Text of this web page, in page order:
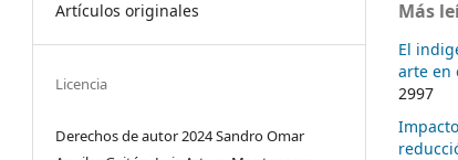
Artículos originales
Licencia
Derechos de autor 2024 Sandro Omar
Más
El
arte en
2997